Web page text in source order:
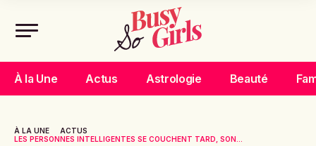
À la Une Actus Astrologie Beauté
À LA UNE
ACTUS
LES PERSONNES INTELLIGENTES SE COUCHENT TARD, SON...